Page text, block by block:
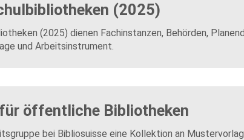
(2025)
(2025) dienen Fachinstanzen, Behörden,
und Arbeitsinstrument.
öffentliche Bibliotheken
bei Bibliosuisse eine Kollektion an